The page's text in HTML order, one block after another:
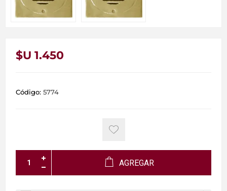
$U 1.450
Código: 5774
AGREGAR